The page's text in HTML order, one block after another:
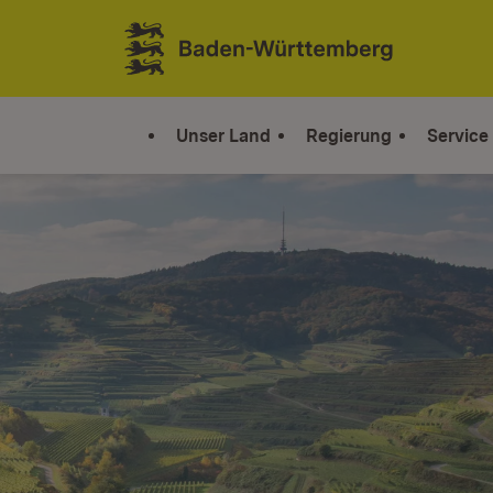
Zum Inhalt springen
Link zur Startseite
Unser Land Regierung Service